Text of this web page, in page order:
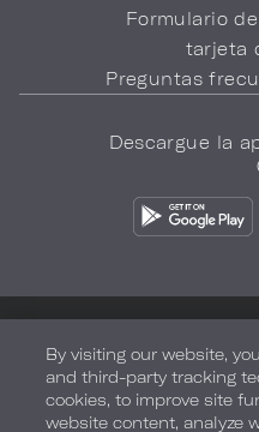
Formulario
tarjeta
Preguntas
Descargue la
Seguridad y bienestar
Mapa del sitio Sus
By visiting our website,
and third-party tracking
cookies, to improve site
website content, analyze